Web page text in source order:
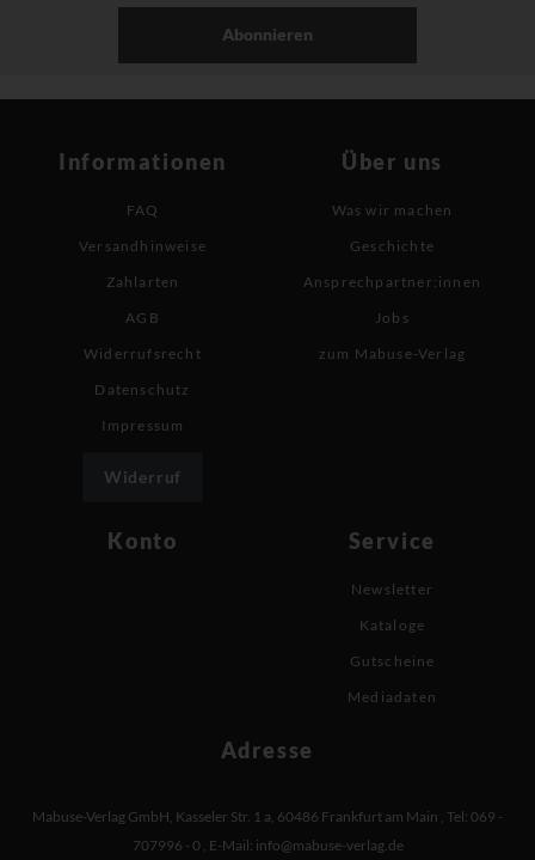
Abonnieren
Informationen
FAQ
Versandhinweise
Zahlarten
AGB
Widerrufsrecht
Datenschutz
Impressum
Widerruf
Über uns
Was wir machen
Geschichte
Ansprechpartner:innen
Jobs
zum Mabuse-Verlag
Konto Service
Newsletter
Kataloge
Gutscheine
Mediadaten
Adresse
Mabuse-Verlag GmbH Kasseler Str. 1 a 60486 Frankfurt am Main Tel: 069 -
707996 - 0 E-Mail: info@mabuse-verlag.de